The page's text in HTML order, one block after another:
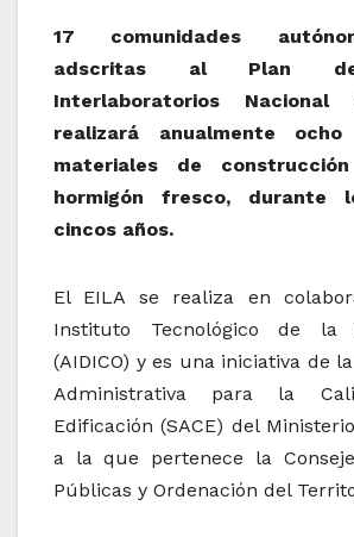
17 comunidades
adscritas al Plan de
Interlaboratorios Nacional
realizará anualmente
materiales de
hormigón fresco, durante
cincos años.
El EILA se realiza en
Instituto Tecnológico de la
(AIDICO) y es una iniciativa de
Administrativa para la
Edificación (SACE) del
a la que pertenece la
Públicas y Ordenación del